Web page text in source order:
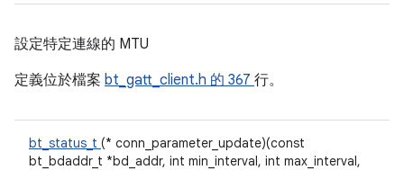
設定特定連線的 MTU
定義位於檔案 bt_gatt_client.h 的 367 行。
bt_status_t (* conn_parameter_update)(const
bt_bdaddr_t *bd_addr, int min_interval, int max_interval,